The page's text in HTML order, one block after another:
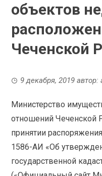
объектов
Чеченской
9 декабря, 2019 автор:
Министерство
отношений Чеченской
принятии
1586-АИ «Об
государственной